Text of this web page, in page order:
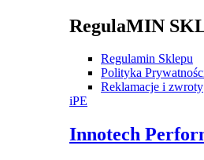
RegulaMIN
Regulamin Sklepu
Polityka
Reklamacje i zwroty
iPE
Innotech